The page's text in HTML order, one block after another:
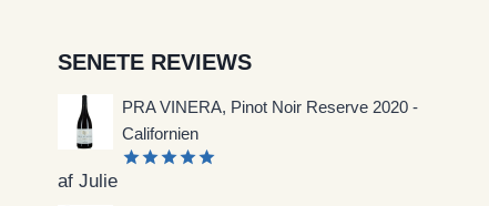
SENETE REVIEWS
PRA VINERA, Pinot Noir Reserve 2020 -
Californien
af Julie